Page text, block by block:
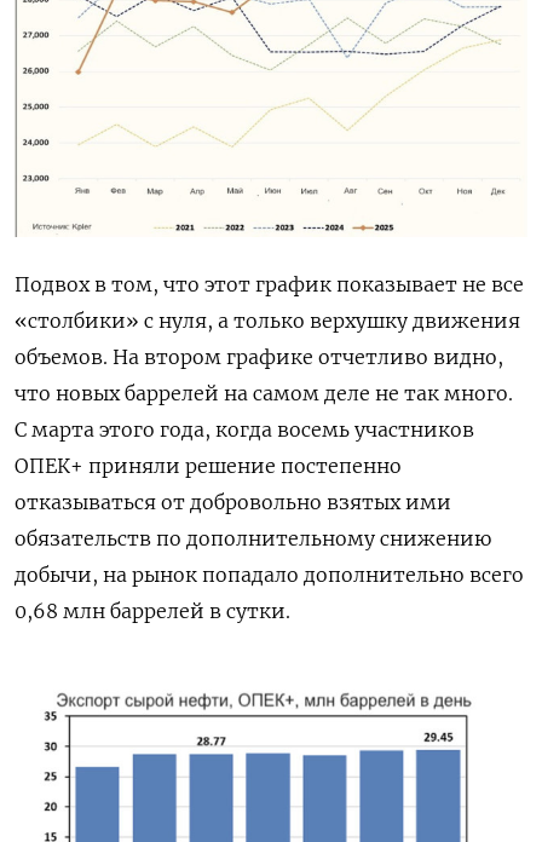
Подвох в том, что этот график показывает не все
«столбики» с нуля, а только верхушку движения
объемов. На втором графике отчетливо видно,
что новых баррелей на самом деле не так много.
С марта этого года, когда восемь участников
ОПЕК+ приняли решение постепенно
отказываться от добровольно взятых ими
обязательств по дополнительному снижению
добычи, на рынок попадало дополнительно всего
0,68 млн баррелей в сутки.